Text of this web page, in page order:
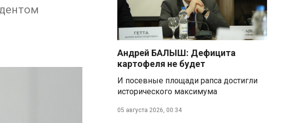
Андрей БАЛЫШ: Дефицита
картофеля не будет
И посевные площади рапса достигли
исторического максимума
05 августа 2026, 00:34